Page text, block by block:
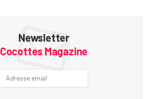
Newsletter
Cocottes Magazine